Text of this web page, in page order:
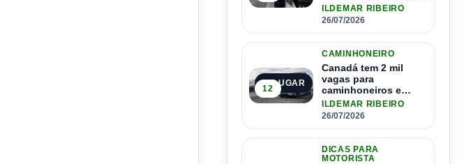
pode contratar até
1.500 motoristas
ILDEMAR RIBEIRO
26/07/2026
3º LUGAR
12
CAMINHONEIRO
Canadá tem 2 mil
vagas para
caminhoneiros e
salário de até R$ 24
mil por mês
ILDEMAR RIBEIRO
26/07/2026
DICAS PARA
MOTORISTA